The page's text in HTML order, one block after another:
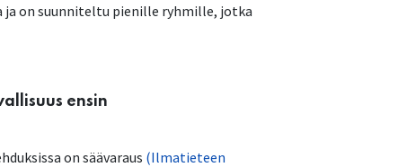
ja on suunniteltu pienille ryhmille, jotka
ensin
on säävaraus (Ilmatieteen